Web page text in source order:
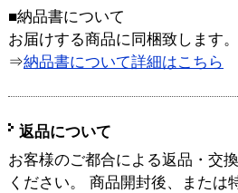
■納品書について
お届けする商品に同梱致します。
⇒納品書について詳細はこちら
返品について
お客様のご都合による返品・交
ください。 商品開封後、または